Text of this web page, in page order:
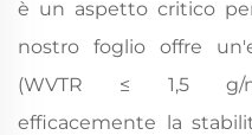
è un aspetto critico
nostro foglio offre
(WVTR ≤ 1,5 g/
efficacemente la